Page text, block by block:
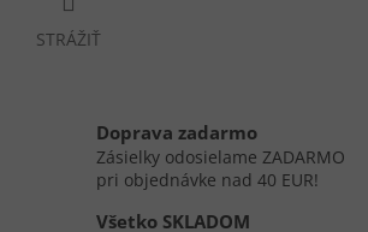
STRÁŽIŤ
Doprava zadarmo
Zásielky odosielame ZADARMO
pri objednávke nad 40 EUR!
Všetko SKLADOM